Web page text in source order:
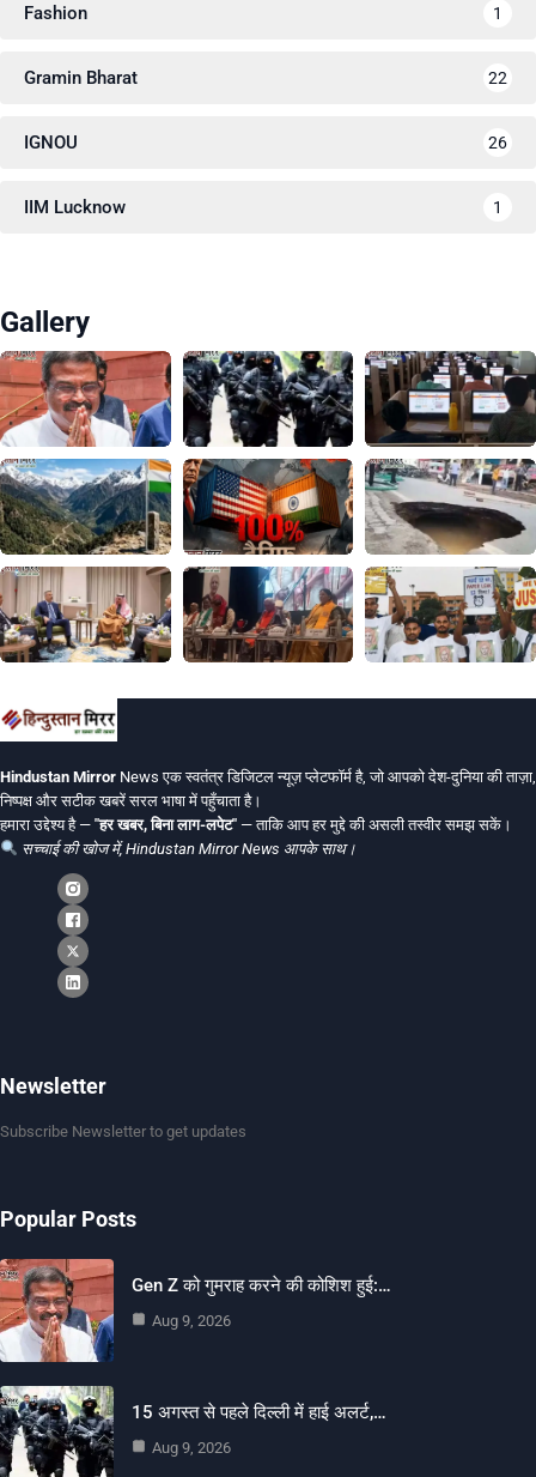
Fashion 1
Gramin Bharat 22
IGNOU 26
IIM Lucknow 1
Gallery
Hindustan Mirror News एक स्वतंत्र डिजिटल न्यूज़ प्लेटफॉर्म है, जो आपको देश-दुनिया की ताज़ा,
निष्पक्ष और सटीक खबरें सरल भाषा में पहुँचाता है।
हमारा उद्देश्य है — "हर खबर, बिना लाग-लपेट" — ताकि आप हर मुद्दे की असली तस्वीर समझ सकें।
सच्चाई की खोज में, Hindustan Mirror News आपके साथ।
Newsletter
Subscribe Newsletter to get updates
Popular Posts
Gen Z को गुमराह करने की कोशिश हुई:…
Aug 9, 2026
15 अगस्त से पहले दिल्ली में हाई अलर्ट,…
Aug 9, 2026